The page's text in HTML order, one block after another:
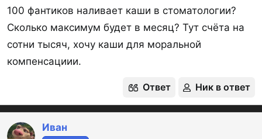
100 фантиков наливает каши в стоматологии?
Сколько максимум будет в месяц? Тут счёта на
сотни тысяч, хочу каши для моральной
компенсациии.
Ответ Ник в ответ
Иван